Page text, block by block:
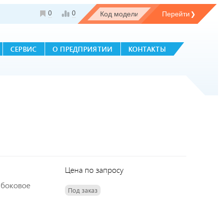
0 0
СЕРВИС О ПРЕДПРИЯТИИ КОНТАКТЫ
Цена по запросу
Под заказ